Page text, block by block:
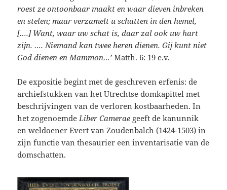
roest ze ontoonbaar maakt en waar dieven inbreken
en stelen; maar verzamelt u schatten in den hemel,
[….] Want, waar uw schat is, daar zal ook uw hart
zijn. …. Niemand kan twee heren dienen. Gij kunt niet
God dienen en Mammon…’Matth. 6: 19 e.v.
De expositie begint met de geschreven erfenis: de
archiefstukken van het Utrechtse domkapittel met
beschrijvingen van de verloren kostbaarheden. In
het zogenoemdeLiber Camerae geeft de kanunnik
en weldoener Evert van Zoudenbalch (1424-1503) in
zijn functie van thesaurier een inventarisatie van de
domschatten.